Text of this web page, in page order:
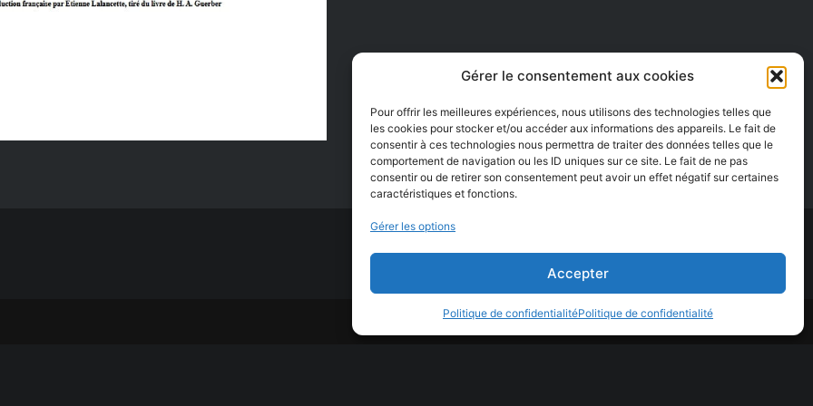
Gérer le consentement aux cookies
Pour offrir les meilleures expériences, nous utilisons des technologies telles que
les cookies pour stocker et/ou accéder aux informations des appareils. Le fait de
consentir à ces technologies nous permettra de traiter des données telles que le
comportement de navigation ou les ID uniques sur ce site. Le fait de ne pas
consentir ou de retirer son consentement peut avoir un effet négatif sur certaines
caractéristiques et fonctions.
Gérer les options
Accepter
Politique de confidentialitéPolitique de confidentialité